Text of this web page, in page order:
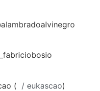
( / eukascao)